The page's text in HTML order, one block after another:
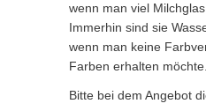
wenn man viel
Immerhin sind sie
wenn man keine
Farben erhalten möchte.
Bitte bei dem Angebot